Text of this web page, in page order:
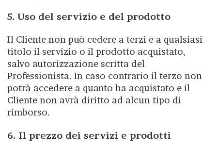
5. Uso del servizio e del prodotto
Il Cliente non può cedere a terzi e a qualsiasi
titolo il servizio o il prodotto acquistato,
salvo autorizzazione scritta del
Professionista. In caso contrario il terzo non
potrà accedere a quanto ha acquistato e il
Cliente non avrà diritto ad alcun tipo di
rimborso.
6. Il prezzo dei servizi e prodotti